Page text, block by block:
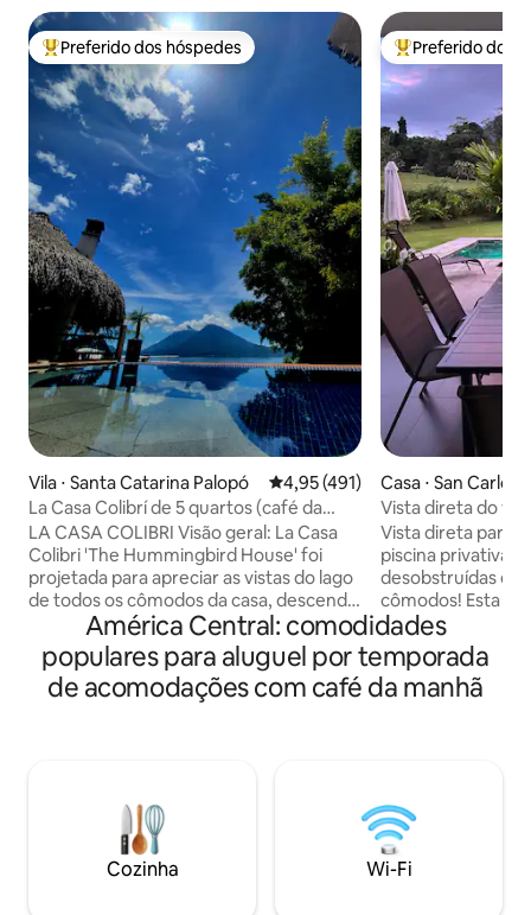
Entre os melhores preferidos dos hóspedes
Preferido dos hóspedes
Vila ⋅ Santa Catarina Palopó 4,95 de uma avaliação média de
4,95 (491)
La Casa Colibrí de 5 quartos (café da
manhã completo incluso)
LA CASA COLIBRI Visão geral: La Casa
Colibri 'The Hummingbird House' foi
projetada para apreciar as vistas do lago
de todos os cômodos da casa, descendo
em cascata pela encosta da montanha
com enormes quantidades de molduras
de vidro nas vistas panorâmicas do Lago
Atitlan e arredores, vulcões
cômodos da casa, em cascata pela
encosta da montanha com enormes
quantidades de molduras de vidro nas
vistas panorâmicas do Lago Atitlan e
Entre os
Preferido dos
Casa ⋅ San Carlos
Vista direta do
moderna
Vista direta para
piscina privativa Acorde com vistas
desobstruídas do
cômodos! Esta
combina luxo
tranquilidade da
piscina privativa,
centro de La
***café da manhã
solicitação*** Wi-
concierge.
famílias que
América Central: comodidades
populares para aluguel por temporada
de acomodações com café da manhã
Cozinha Wi-Fi